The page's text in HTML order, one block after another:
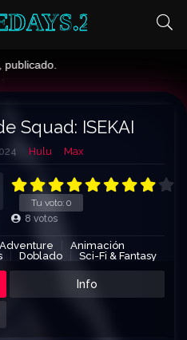
Squad: ISEKAI
Hulu Max
Tu voto: 0
8 votos
Animación
Doblado Sci-Fi & Fantasy
Info